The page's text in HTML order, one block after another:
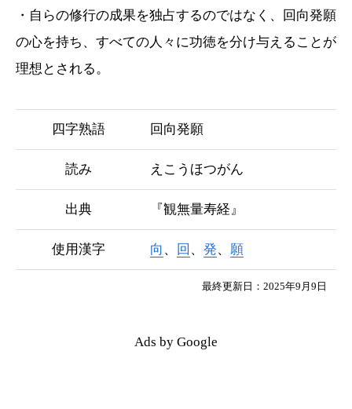
・自らの修行の成果を独占するのではなく、回向発願
の心を持ち、すべての人々に功徳を分け与えることが
理想とされる。
四字熟語 回向発願
読み えこうほつがん
出典 『観無量寿経』
使用漢字 向 、 回 、 発、 願
最終更新日：2025年9月9日
Ads by Google